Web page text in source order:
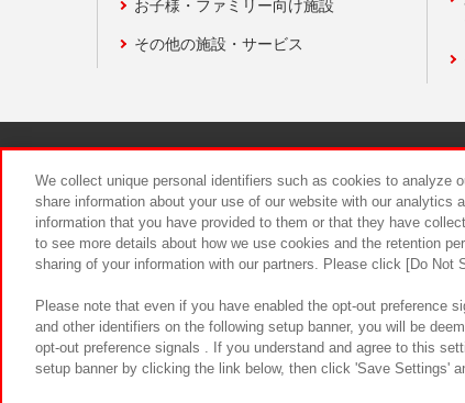
お子様・ファミリー向け施設
その他の施設・サービス
食品の
We collect unique personal identifiers such as cookies to analyze
share information about your use of our website with our analytics
information that you have provided to them or that they have
to see more details about how we use cookies and the retention
sharing of your information with our partners. Please click [Do Not
Please note that even if you have enabled the opt-out preference
and other identifiers on the following setup banner, you will be
opt-out preference signals . If you understand and agree to this
setup banner by clicking the link below, then click 'Save Settings'